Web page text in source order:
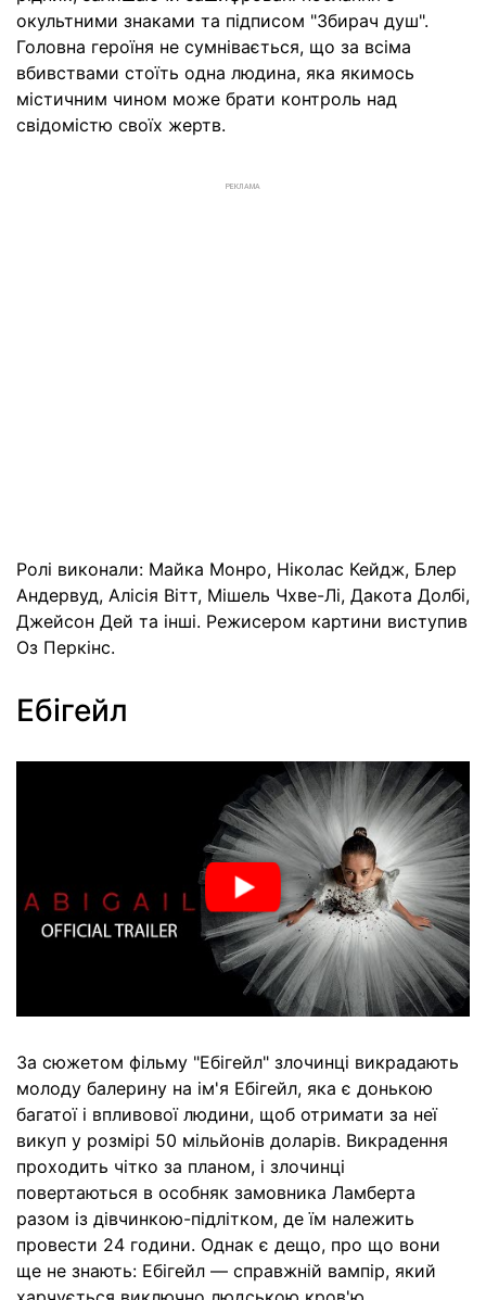
окультними знаками та підписом "Збирач душ".
Головна героїня не сумнівається, що за всіма
вбивствами стоїть одна людина, яка якимось
містичним чином може брати контроль над
свідомістю своїх жертв.
РЕКЛАМА
Ролі виконали: Майка Монро, Ніколас Кейдж, Блер
Андервуд, Алісія Вітт, Мішель Чхве-Лі, Дакота Долбі,
Джейсон Дей та інші. Режисером картини виступив
Оз Перкінс.
Ебігейл
За сюжетом фільму "Ебігейл" злочинці викрадають
молоду балерину на ім'я Ебігейл, яка є донькою
багатої і впливової людини, щоб отримати за неї
викуп у розмірі 50 мільйонів доларів. Викрадення
проходить чітко за планом, і злочинці
повертаються в особняк замовника Ламберта
разом із дівчинкою-підлітком, де їм належить
провести 24 години. Однак є дещо, про що вони
ще не знають: Ебігейл — справжній вампір, який